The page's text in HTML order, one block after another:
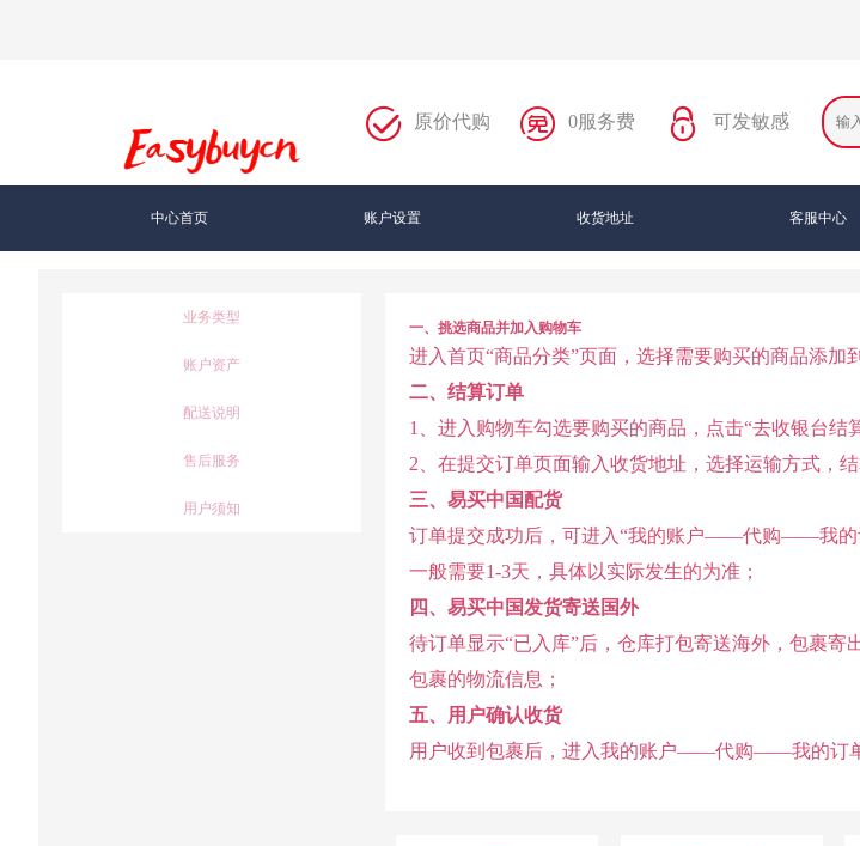
原价代购 0服务费 可发敏感
中心首页 账户设置 收货地址 客服中心
业务类型
账户资产
配送说明
售后服务
用户须知
一、挑选商品并加入购物车
进入首页“商品分类”页面，选择需要购买的商品添加
二、结算订单
1、进入购物车勾选要购买的商品，点击“去收银台结
2、在提交订单页面输入收货地址，选择运输方式，
三、易买中国配货
订单提交成功后，可进入“我的账户——代购——我的
一般需要1-3天，具体以实际发生的为准；
四、易买中国发货寄送国外
待订单显示“已入库”后，仓库打包寄送海外，包裹寄
包裹的物流信息；
五、用户确认收货
用户收到包裹后，进入我的账户——代购——我的订